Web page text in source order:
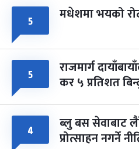
५ मधेशमा भयको
५ राजमार्ग
कर ५ प्रतिशत
४ ब्लु बस सेवाबाट
प्रोत्साहन नगर्ने